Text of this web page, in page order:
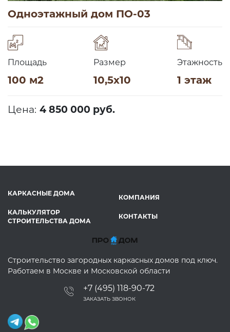
Одноэтажный дом ПО-03
Площадь
100 м2
Размер
10,5х10
Этажность
1 этаж
Цена: 4 850 000 руб.
КАРКАСНЫЕ ДОМА
КАЛЬКУЛЯТОР
СТРОИТЕЛЬСТВА ДОМА
КОМПАНИЯ
КОНТАКТЫ
Строительство загородных каркасных домов под ключ.
Работаем в Москве и Московской области
+7 (495) 118-90-72
ЗАКАЗАТЬ ЗВОНОК